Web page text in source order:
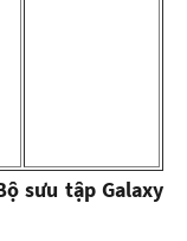
sưu tập Galaxy